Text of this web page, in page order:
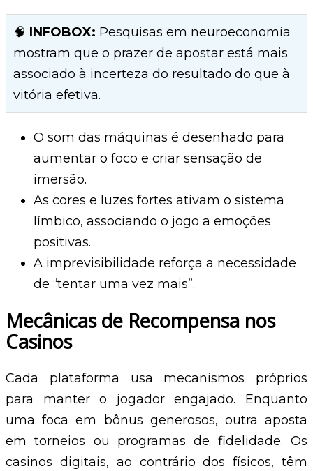
🧠 INFOBOX: Pesquisas em neuroeconomia
mostram que o prazer de apostar está mais
associado à incerteza do resultado do que à
vitória efetiva.
O som das máquinas é desenhado para
aumentar o foco e criar sensação de
imersão.
As cores e luzes fortes ativam o sistema
límbico, associando o jogo a emoções
positivas.
A imprevisibilidade reforça a necessidade
de “tentar uma vez mais”.
Mecânicas de Recompensa nos
Casinos
Cada plataforma usa mecanismos próprios
para manter o jogador engajado. Enquanto
uma foca em bônus generosos, outra aposta
em torneios ou programas de fidelidade. Os
casinos digitais, ao contrário dos físicos, têm